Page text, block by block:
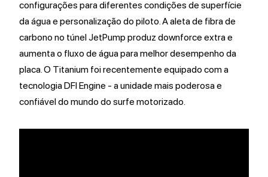
configurações para diferentes condições de superfície
da água e personalização do piloto. A aleta de fibra de
carbono no túnel JetPump produz downforce extra e
aumenta o fluxo de água para melhor desempenho da
placa. O Titanium foi recentemente equipado com a
tecnologia DFI Engine - a unidade mais poderosa e
confiável do mundo do surfe motorizado.